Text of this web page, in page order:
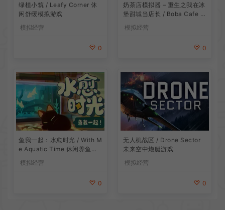
绿植小筑 / Leafy Corner 休
闲舒缓模拟游戏
模拟经营
0
奶茶店模拟器 – 重生之我在冰
堡甜城当店长 / Boba Cafe Si
模拟经营
0
鱼我一起：水愈时光 / With M
e Aquatic Time 休闲养鱼游
模拟经营
0
无人机战区 / Drone Sector
未来空中炮艇游戏
模拟经营
0